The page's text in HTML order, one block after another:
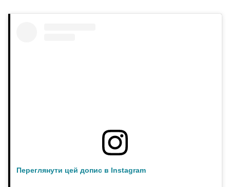
Переглянути цей допис в Instagram